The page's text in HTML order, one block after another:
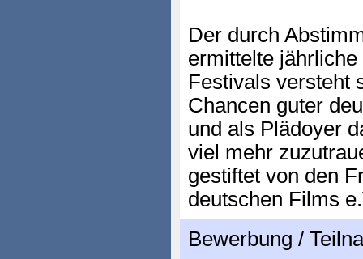
Der durch
ermittelte
Festivals versteht
Chancen guter
und als Plädoyer
viel mehr
gestiftet von den
deutschen Films
Bewerbung /